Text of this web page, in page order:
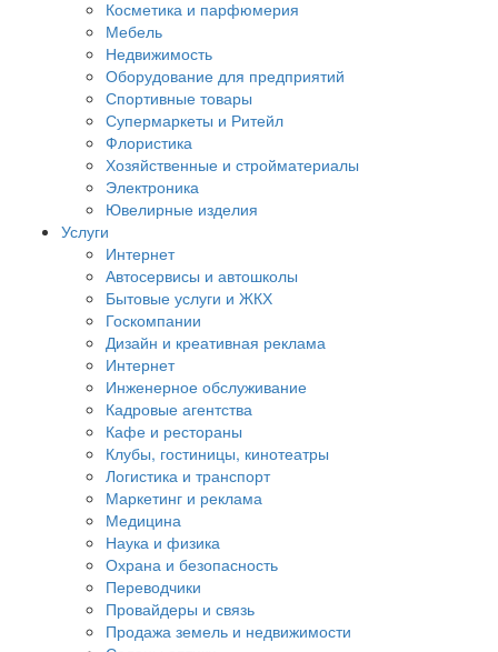
Косметика и парфюмерия
Мебель
Недвижимость
Оборудование для предприятий
Спортивные товары
Супермаркеты и Ритейл
Флористика
Хозяйственные и стройматериалы
Электроника
Ювелирные изделия
Услуги
Интернет
Автосервисы и автошколы
Бытовые услуги и ЖКХ
Госкомпании
Дизайн и креативная реклама
Интернет
Инженерное обслуживание
Кадровые агентства
Кафе и рестораны
Клубы, гостиницы, кинотеатры
Логистика и транспорт
Маркетинг и реклама
Медицина
Наука и физика
Охрана и безопасность
Переводчики
Провайдеры и связь
Продажа земель и недвижимости